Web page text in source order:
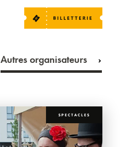
Autres organisateurs
SPECTACLES